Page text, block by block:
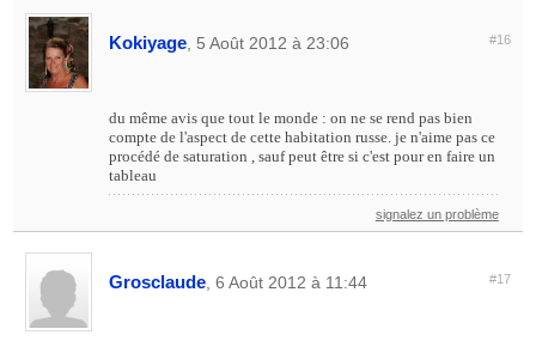
Kokiyage , 5 Août 2012 à 23:06 #16
du même avis que tout le monde : on ne se rend pas bien
compte de l'aspect de cette habitation russe. je n'aime pas ce
procédé de saturation , sauf peut être si c'est pour en faire un
tableau
signalez un problème
Grosclaude , 6 Août 2012 à 11:44 #17